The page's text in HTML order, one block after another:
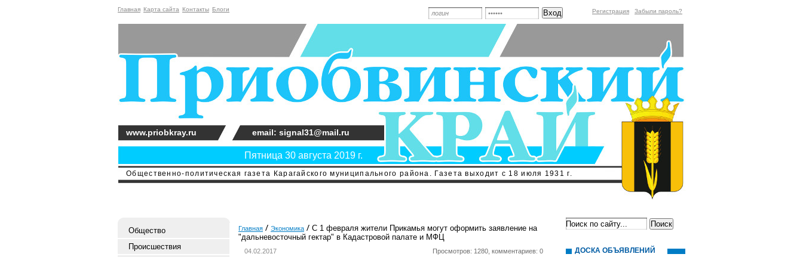
Главная Карта сайта Контакты Блоги Регистрация Забыли пароль?
Общественно-политическая газета Карагайского муниципального района. Газета выходит с 18 июля 1931 г.
Пятница 30 августа 2019 г.
www.priobkray.ru email: signal31@mail.ru
Общество
Происшествия
Главная Экономика
С 1 февраля жители Прикамья могут оформить заявление на
"дальневосточный гектар" в Кадастровой палате и МФЦ
04.02.2017 Просмотров: 1280, комментариев: 0 ДОСКА ОБЪЯВЛЕНИЙ